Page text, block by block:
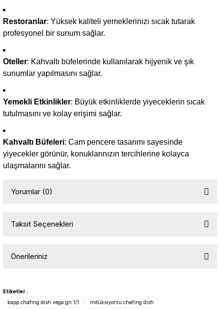
Restoranlar: Yüksek kaliteli yemeklerinizi sıcak tutarak
profesyonel bir sunum sağlar.
Oteller: Kahvaltı büfelerinde kullanılarak hijyenik ve şık
sunumlar yapılmasını sağlar.
Yemekli Etkinlikler: Büyük etkinliklerde yiyeceklerin sıcak
tutulmasını ve kolay erişimi sağlar.
Kahvaltı Büfeleri: Cam pencere tasarımı sayesinde
yiyecekler görünür, konuklarınızın tercihlerine kolayca
ulaşmalarını sağlar.
Yorumlar (0)
Taksit Seçenekleri
Önerileriniz
konularda yetersiz gördüğünüz noktaları öneri formunu kullanarak
Görüş ve önerileriniz için teşekkür ederiz.
Etiketler :
kapp chafing dish vega gn 1/1
indüksiyonlu chafing dish